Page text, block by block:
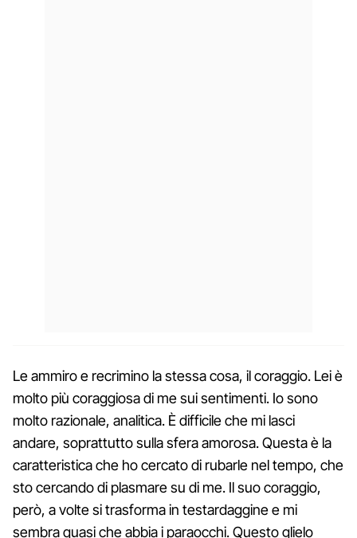
Le ammiro e recrimino la stessa cosa, il coraggio. Lei è
molto più coraggiosa di me sui sentimenti. Io sono
molto razionale, analitica. È difficile che mi lasci
andare, soprattutto sulla sfera amorosa. Questa è la
caratteristica che ho cercato di rubarle nel tempo, che
sto cercando di plasmare su di me. Il suo coraggio,
però, a volte si trasforma in testardaggine e mi
sembra quasi che abbia i paraocchi. Questo glielo